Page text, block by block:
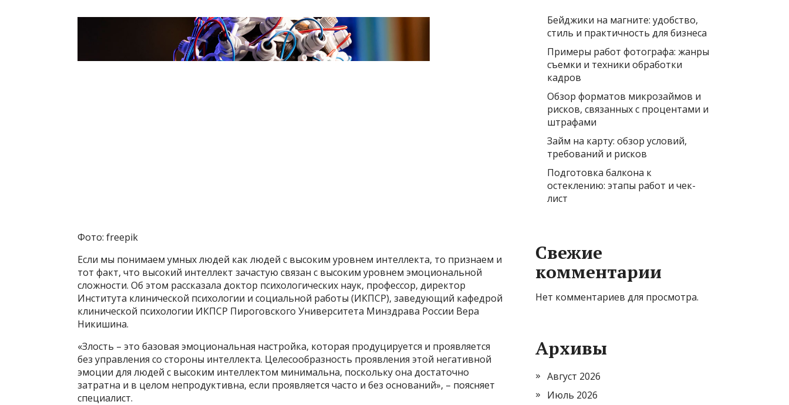
Фото: freepik
Если мы понимаем умных людей как людей с высоким уровнем интеллекта, то признаем и
тот факт, что высокий интеллект зачастую связан с высоким уровнем эмоциональной
сложности. Об этом рассказала доктор психологических наук, профессор, директор
Института клинической психологии и социальной работы (ИКПСР), заведующий кафедрой
клинической психологии ИКПСР Пироговского Университета Минздрава России Вера
Никишина.
«Злость – это базовая эмоциональная настройка, которая продуцируется и проявляется
без управления со стороны интеллекта. Целесообразность проявления этой негативной
эмоции для людей с высоким интеллектом минимальна, поскольку она достаточно
затратна и в целом непродуктивна, если проявляется часто и без оснований», – поясняет
специалист.
Бейджики на магните: удобство,
стиль и практичность для бизнеса
Примеры работ фотографа: жанры
съемки и техники обработки
кадров
Обзор форматов микрозаймов и
рисков, связанных с процентами и
штрафами
Займ на карту: обзор условий,
требований и рисков
Подготовка балкона к
остеклению: этапы работ и чек-
лист
Свежие
комментарии
Нет комментариев для просмотра.
Архивы
Август 2026
Июль 2026